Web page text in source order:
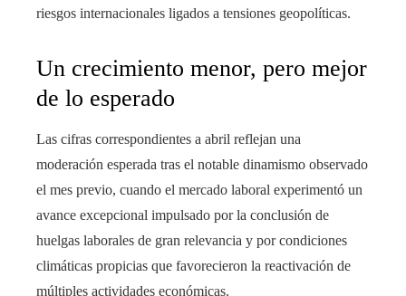
riesgos internacionales ligados a tensiones geopolíticas.
Un crecimiento menor, pero mejor
de lo esperado
Las cifras correspondientes a abril reflejan una
moderación esperada tras el notable dinamismo observado
el mes previo, cuando el mercado laboral experimentó un
avance excepcional impulsado por la conclusión de
huelgas laborales de gran relevancia y por condiciones
climáticas propicias que favorecieron la reactivación de
múltiples actividades económicas.